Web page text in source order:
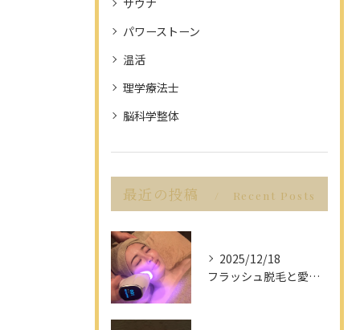
サウナ
パワーストーン
温活
理学療法士
脳科学整体
最近の投稿 Recent Posts
2025/12/18
フラッシュ脱毛と愛知県名古屋市の最新脱毛事情で理想の美肌を目指す方法